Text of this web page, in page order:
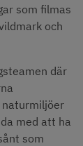
som filmas
och
där
naturmiljöer
med att ha
som